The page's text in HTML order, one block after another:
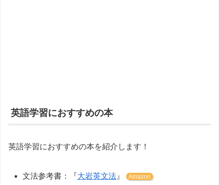
英語学習におすすめの本
英語学習におすすめの本を紹介します！
文法参考書：『大岩英文法 』 Amazon